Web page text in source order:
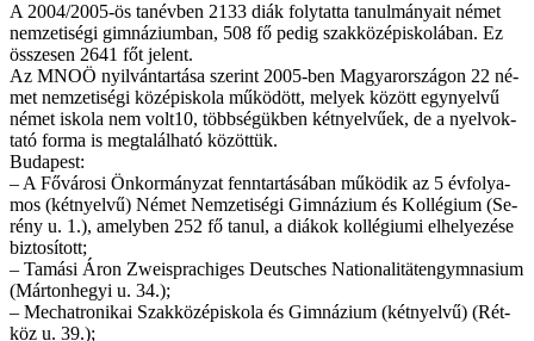
A 2004/2005-ös tan­év­ben 2133 di­ák foly­tat­ta ta­nul­má­nya­it né­met
nem­ze­ti­sé­gi gim­ná­zi­um­ban, 508 fő pe­dig szak­kö­zép­is­ko­lá­ban. Ez
ös­­sze­sen 2641 főt je­lent.
Az MNOÖ nyil­ván­tar­tá­sa sze­rint 2005-ben Ma­gyar­or­szá­gon 22 né­
met nem­ze­ti­sé­gi kö­zép­is­ko­la mű­kö­dött, me­lyek kö­zött egy­nyel­vű
né­met is­ko­la nem volt10, több­sé­gük­ben két­nyel­vű­ek, de a nyelv­ok­
ta­tó for­ma is meg­ta­lál­ha­tó kö­zöt­tük.
Bu­da­pest:
– A Fő­vá­ro­si Ön­kor­mány­zat fenn­tar­tá­sá­ban mű­kö­dik az 5 év­fo­lya­
mos (két­nyel­vű) Né­met Nem­ze­ti­sé­gi Gim­ná­zi­um és Kol­lé­gi­um (Se­
rény u. 1.), amely­ben 252 fő ta­nul, a diákok kollégiumi elhelyezése
biztosított;
– Ta­má­si Áron Zweis­prachiges Deutsches Nation­al­itätengym­na­si­um
(Már­ton­he­gyi u. 34.);
– Mec­ha­tro­ni­kai Szak­kö­zép­is­ko­la és Gim­ná­zi­um (két­nyel­vű) (Rét­
köz u. 39.);